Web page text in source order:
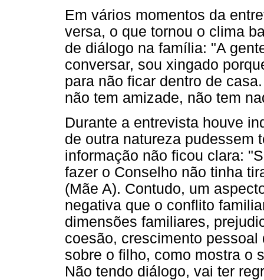
Em vários momentos da
versa, o que tornou o clima
de diálogo na família: "A
conversar, sou xingado
para não ficar dentro de
não tem amizade, não tem
Durante a entrevista houve
de outra natureza pudessem
informação não ficou clara:
fazer o Conselho não tinha
(Mãe A). Contudo, um
negativa que o conflito
dimensões familiares,
coesão, crescimento
sobre o filho, como mostra o
Não tendo diálogo, vai ter